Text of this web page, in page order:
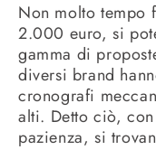
Non molto tempo
2.000 euro, si
gamma di
diversi brand
cronografi
alti. Detto ciò,
pazienza, si